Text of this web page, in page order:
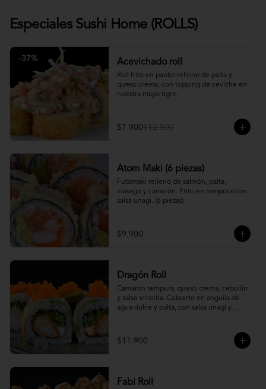
Especiales Sushi Home (ROLLS)
-37% Acevichado roll
Roll frito en panko relleno de palta y
queso crema, con topping de ceviche en
nuestra mayo tigre.
$7.900$12.500
Atom Maki (6 piezas)
Futomaki relleno de salmón, palta,
masago y camarón. Frito en tempura con
salsa unagi. (6 piezas)
$9.900
Dragón Roll
Camarón tempura, queso crema, cebollín
y salsa sriracha. Cubierto en anguila de
agua dulce y palta, con salsa unagi y
$11.900
Fabi Roll